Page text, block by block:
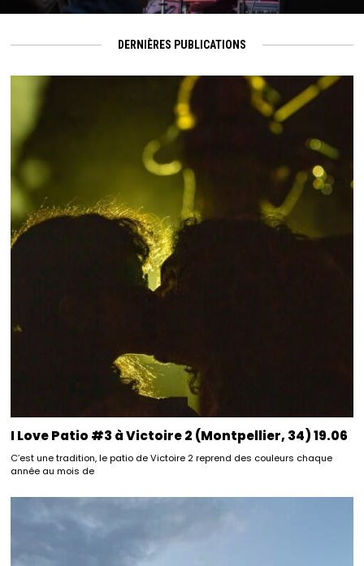
DERNIÈRES PUBLICATIONS
I Love Patio #3 à Victoire 2 (Montpellier, 34) 19.06
C’est une tradition, le patio de Victoire 2 reprend des couleurs chaque
année au mois de